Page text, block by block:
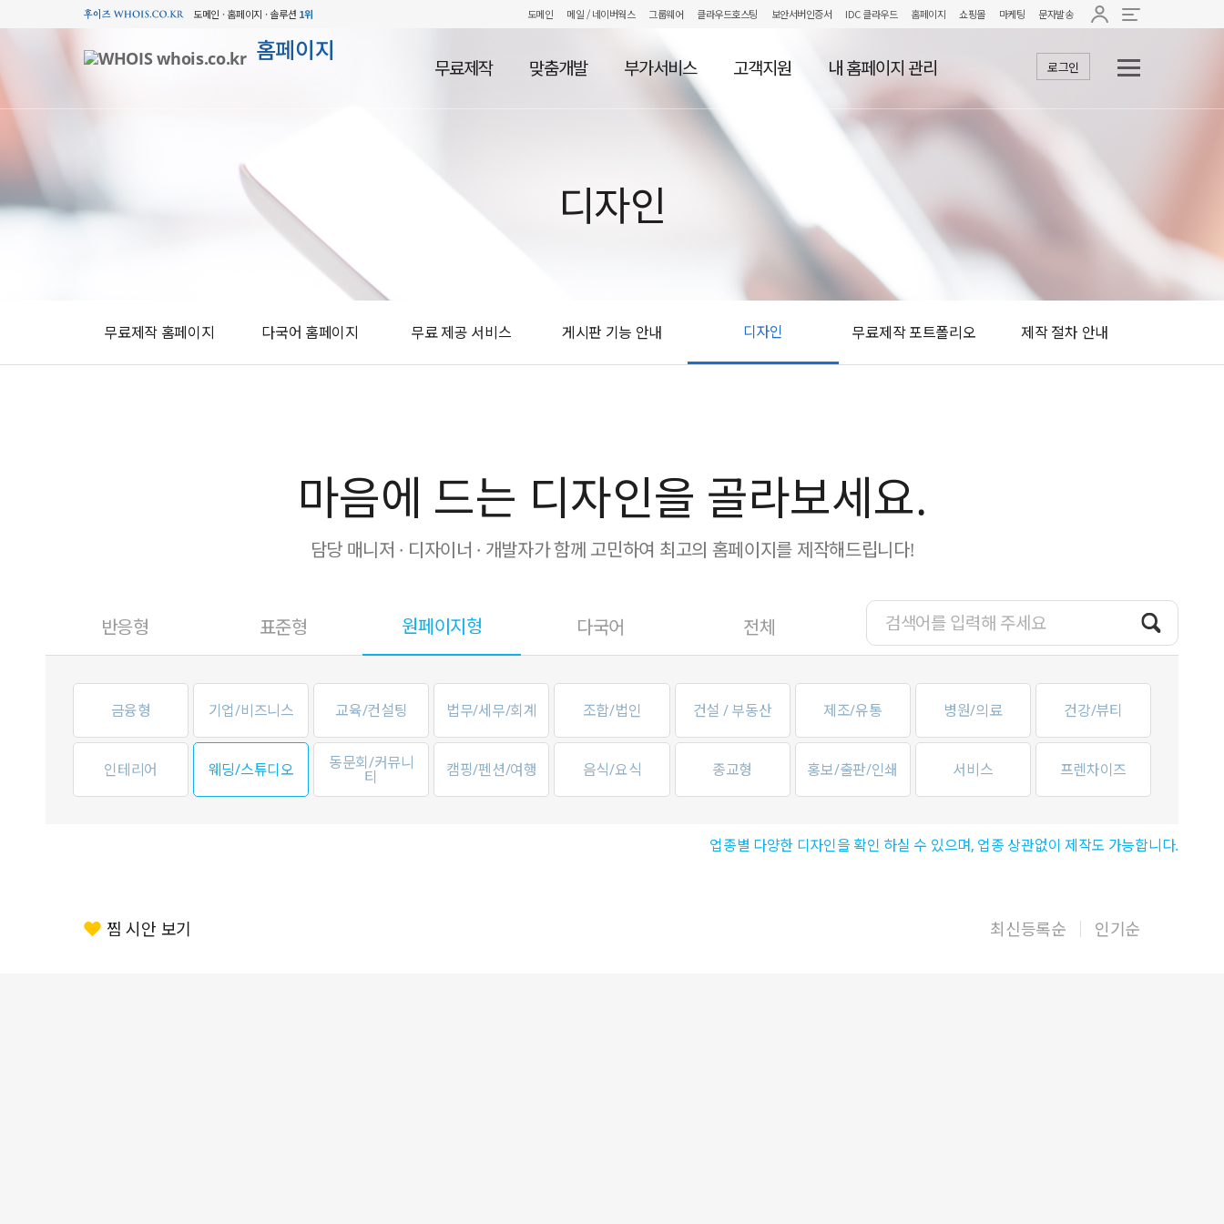
도메인 · 홈페이지 · 솔루션 1위 도메인 메일 / 네이버웍스 그룹웨어 클라우드호스팅 보안서버인증서 IDC 클라우드 홈페이지 쇼핑몰 마케팅 문자발송
홈페이지
무료제작 맞춤개발 부가서비스 고객지원 내 홈페이지 관리 로그인
디자인
무료제작 홈페이지 다국어 홈페이지 무료 제공 서비스 게시판 기능 안내 디자인 무료제작 포트폴리오 제작 절차 안내
마음에 드는 디자인을 골라보세요.
담당 매니저 · 디자이너 · 개발자가 함께 고민하여 최고의 홈페이지를 제작해드립니다!
반응형 표준형 원페이지형 다국어 전체
금융형 기업/비즈니스 교육/컨설팅 법무/세무/회계 조합/법인 건설 / 부동산 제조/유통 병원/의료 건강/뷰티
인테리어 웨딩/스튜디오 동문회/커뮤니
티 캠핑/펜션/여행 음식/요식 종교형 홍보/출판/인쇄 서비스 프렌차이즈
업종별 다양한 디자인을 확인 하실 수 있으며, 업종 상관없이 제작도 가능합니다.
찜 시안 보기 최신등록순 인기순